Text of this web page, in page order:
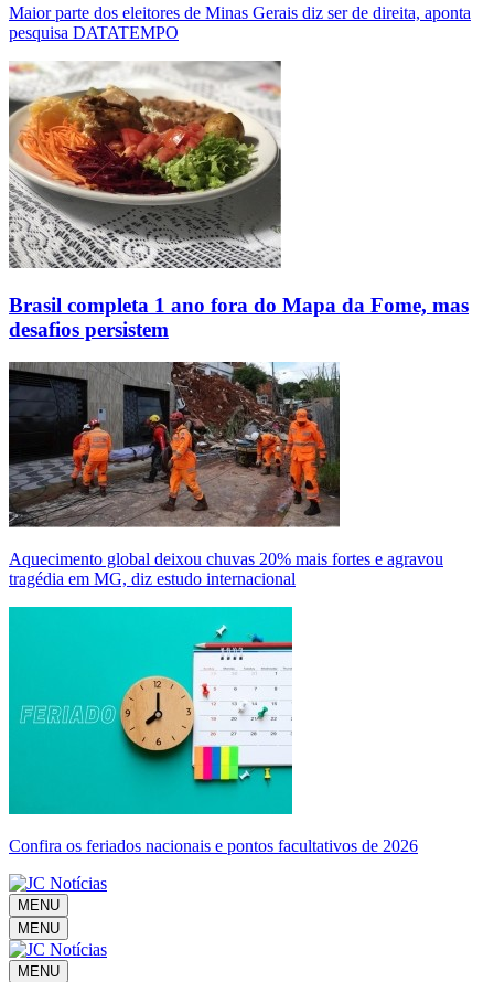
Maior parte dos eleitores de Minas Gerais diz ser de direita, aponta
pesquisa DATATEMPO
Brasil completa 1 ano fora do Mapa da Fome, mas
desafios persistem
Aquecimento global deixou chuvas 20% mais fortes e agravou
tragédia em MG, diz estudo internacional
Confira os feriados nacionais e pontos facultativos de 2026
MENU
MENU
MENU